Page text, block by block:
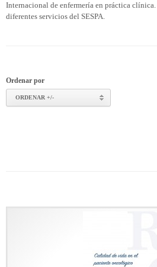
Internacional de enfermería en práctica
diferentes servicios del SESPA.
Ordenar por
ORDENAR +/-